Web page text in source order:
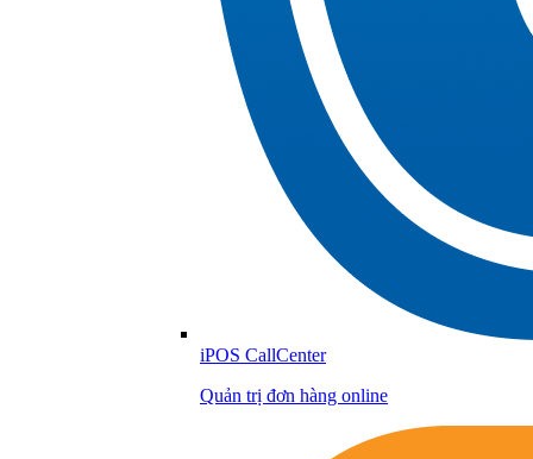
iPOS CallCenter
Quản trị đơn hàng online